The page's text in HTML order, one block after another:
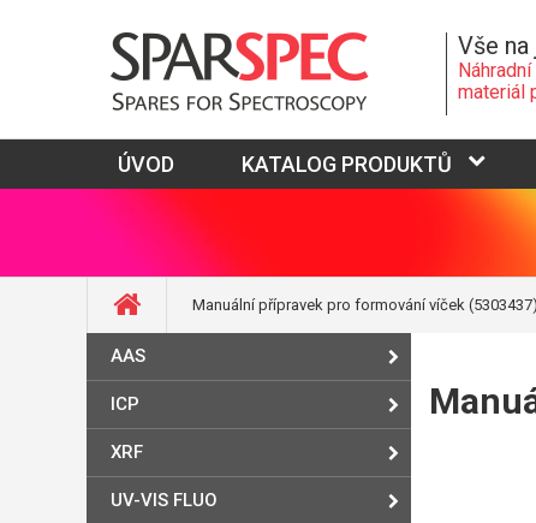
Vše
materiál
ÚVOD KATALOG PRODUKTŮ
Manuální přípravek pro formování víček (5303437)
AAS
ICP
XRF
UV-VIS FLUO